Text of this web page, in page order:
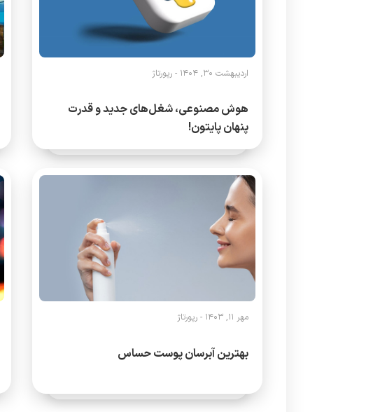
اردیبهشت 30, 1404 - رپورتاژ
هوش مصنوعی، شغل‌های جدید و قدرت
پنهان پایتون!
مهر 11, 1403 - رپورتاژ
بهترین آبرسان پوست حساس